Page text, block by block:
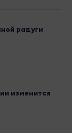
радуги
изменится